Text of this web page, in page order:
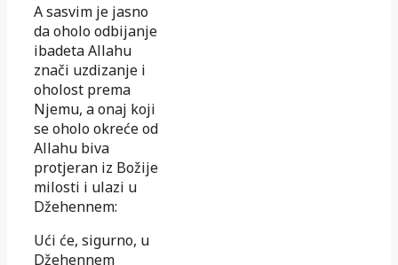
A sasvim je jasno
da oholo odbijanje
ibadeta Allahu
znači uzdizanje i
oholost prema
Njemu, a onaj koji
se oholo okreće od
Allahu biva
protjeran iz Božije
milosti i ulazi u
Džehennem:
Ući će, sigurno, u
Džehennem